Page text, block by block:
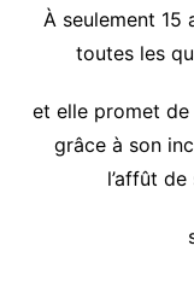
À seulement 15
toutes les
et elle promet
grâce à son
l’affût